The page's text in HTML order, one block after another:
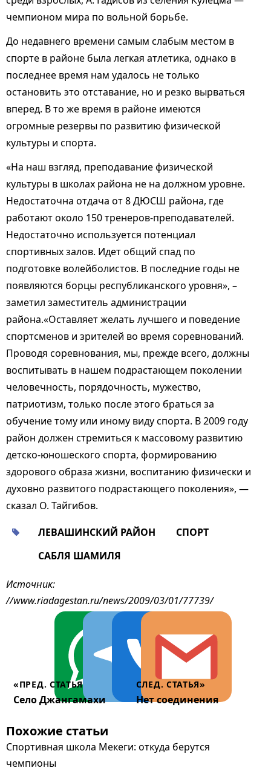
чемпионом мира по вольной борьбе.
До недавнего времени самым слабым местом в
спорте в районе была легкая атлетика, однако в
последнее время нам удалось не только
остановить это отставание, но и резко вырваться
вперед. В то же время в районе имеются
огромные резервы по развитию физической
культуры и спорта.
«На наш взгляд, преподавание физической
культуры в школах района не на должном уровне.
Недостаточна отдача от 8 ДЮСШ района, где
работают около 150 тренеров-преподавателей.
Недостаточно используется потенциал
спортивных залов. Идет общий спад по
подготовке волейболистов. В последние годы не
появляются борцы республиканского уровня», –
заметил заместитель администрации
района.«Оставляет желать лучшего и поведение
спортсменов и зрителей во время соревнований.
Проводя соревнования, мы, прежде всего, должны
воспитывать в нашем подрастающем поколении
человечность, порядочность, мужество,
патриотизм, только после этого браться за
обучение тому или иному виду спорта. В 2009 году
район должен стремиться к массовому развитию
детско-юношеского спорта, формированию
здорового образа жизни, воспитанию физически и
духовно развитого подрастающего поколения», —
сказал О. Тайгибов.
ЛЕВАШИНСКИЙ РАЙОН
СПОРТ
САБЛЯ ШАМИЛЯ
Источник:
//www.riadagestan.ru/news/2009/03/01/77739/
«ПРЕД. СТАТЬЯ
Село Джангамахи
СЛЕД. СТАТЬЯ»
Нет соединения
Похожие статьи
Спортивная школа Мекеги: откуда берутся
чемпионы